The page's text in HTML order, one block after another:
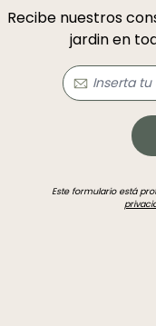
Recibe nuestros
jardin en
Este formulario está